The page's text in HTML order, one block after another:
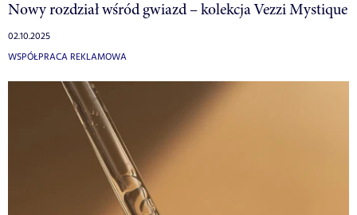
Nowy rozdział wśród gwiazd – kolekcja Vezzi Mystique
02.10.2025
WSPÓŁPRACA REKLAMOWA